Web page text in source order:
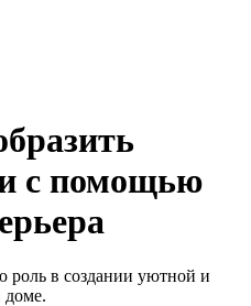
с помощью
роль в создании уютной и
доме.